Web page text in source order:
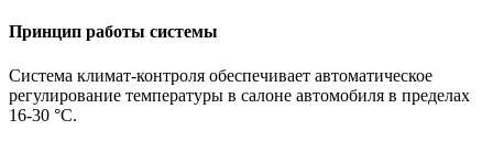
Принцип работы системы
Система климат-контроля обеспечивает автоматическое
регулирование температуры в салоне автомобиля в пределах
16-30 °С.